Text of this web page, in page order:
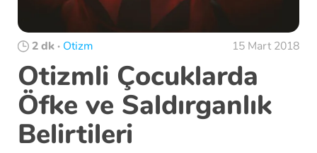
2 dk · Otizm 15 Mart 2018
Otizmli Çocuklarda
Öfke ve Saldırganlık
Belirtileri